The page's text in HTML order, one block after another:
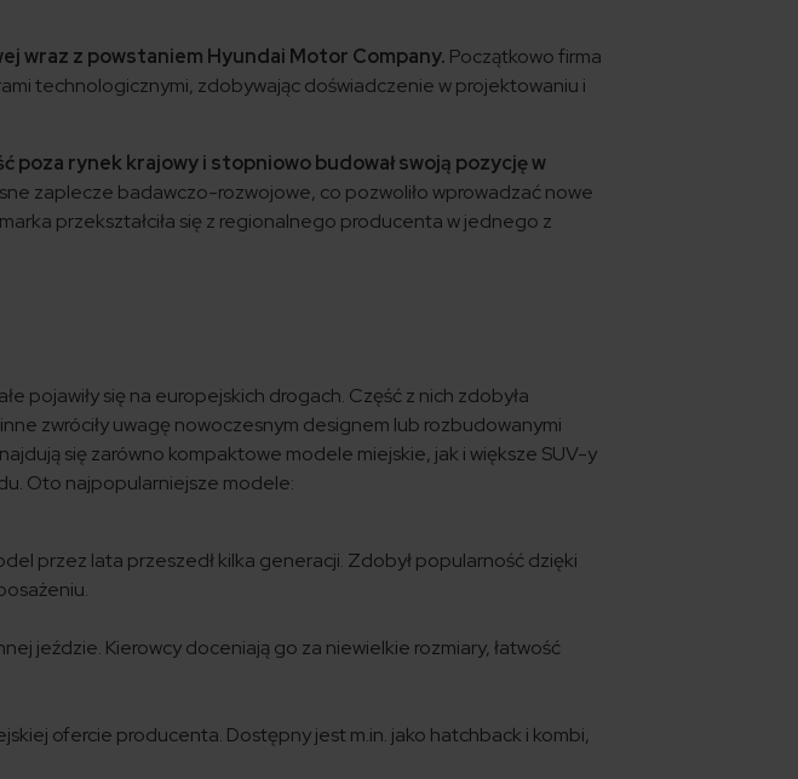
wraz z powstaniem Hyundai Motor Company. Początkowo firma
technologicznymi, zdobywając doświadczenie w projektowaniu i
rynek krajowy i stopniowo budował swoją pozycję w
zaplecze badawczo-rozwojowe, co pozwoliło wprowadzać nowe
przekształciła się z regionalnego producenta w jednego z
pojawiły się na europejskich drogach. Część z nich zdobyła
zwróciły uwagę nowoczesnym designem lub rozbudowanymi
się zarówno kompaktowe modele miejskie, jak i większe SUV-y
Oto najpopularniejsze modele:
przez lata przeszedł kilka generacji. Zdobył popularność dzięki
jeździe. Kierowcy doceniają go za niewielkie rozmiary, łatwość
ofercie producenta. Dostępny jest m.in. jako hatchback i kombi,